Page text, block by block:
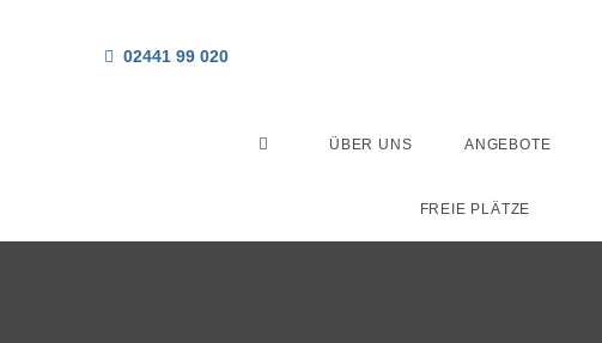
02441 99 020
ÜBER UNS ANGEBOTE
FREIE PLÄTZE